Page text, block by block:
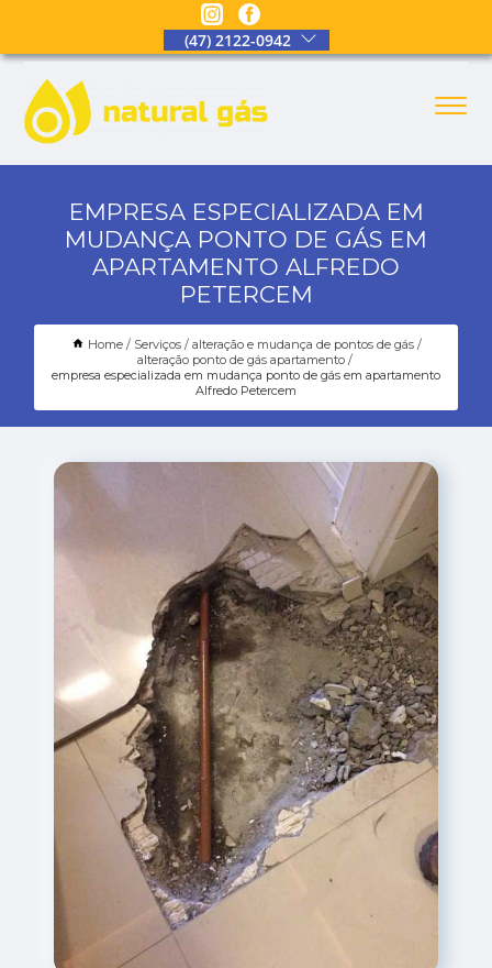
(47) 2122-0942
EMPRESA ESPECIALIZADA EM
MUDANÇA PONTO DE GÁS EM
APARTAMENTO ALFREDO
PETERCEM
Home Serviços
alteração e mudança de pontos de gás
alteração ponto de gás apartamento
empresa especializada em mudança ponto de gás em apartamento
Alfredo Petercem